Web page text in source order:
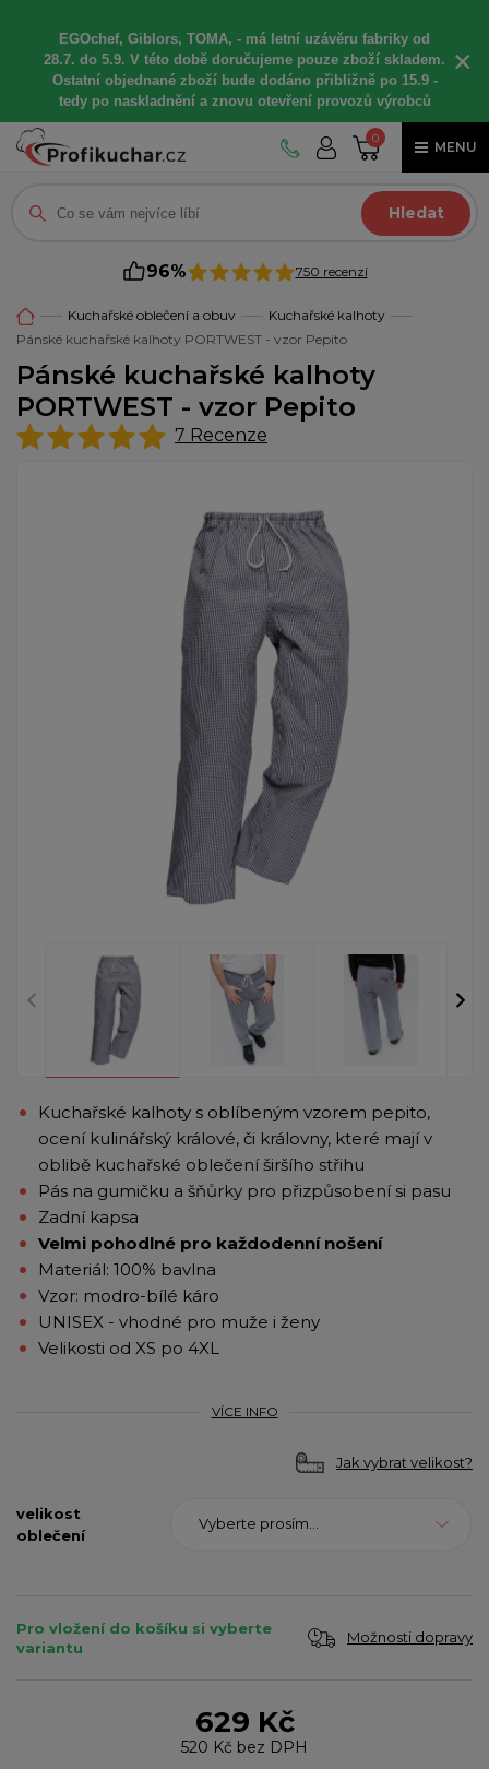
EGOchef, Giblors, TOMA, - má letní uzávěru fabriky od
28.7. do 5.9. V této době doručujeme pouze zboží skladem.
Ostatní objednané zboží bude dodáno přibližně po 15.9 -
tedy po naskladnění a znovu otevření provozů výrobců
×
0
MENU
Hledat
96% 750 recenzí
Kuchařské oblečení a obuv
Kuchařské kalhoty
Pánské kuchařské kalhoty PORTWEST - vzor Pepito
Pánské kuchařské kalhoty
PORTWEST - vzor Pepito
7 Recenze
Kuchařské kalhoty s oblíbeným vzorem pepito,
ocení kulinářský králové, či královny, které mají v
oblibě kuchařské oblečení širšího střihu
Pás na gumičku a šňůrky pro přizpůsobení si pasu
Zadní kapsa
Velmi pohodlné pro každodenní nošení
Materiál: 100% bavlna
Vzor: modro-bílé káro
UNISEX - vhodné pro muže i ženy
Velikosti od XS po 4XL
VÍCE INFO
Jak vybrat velikost?
velikost
oblečení
Vyberte prosím...
Pro vložení do košíku si vyberte
variantu
Možnosti dopravy
629 Kč
520 Kč bez DPH